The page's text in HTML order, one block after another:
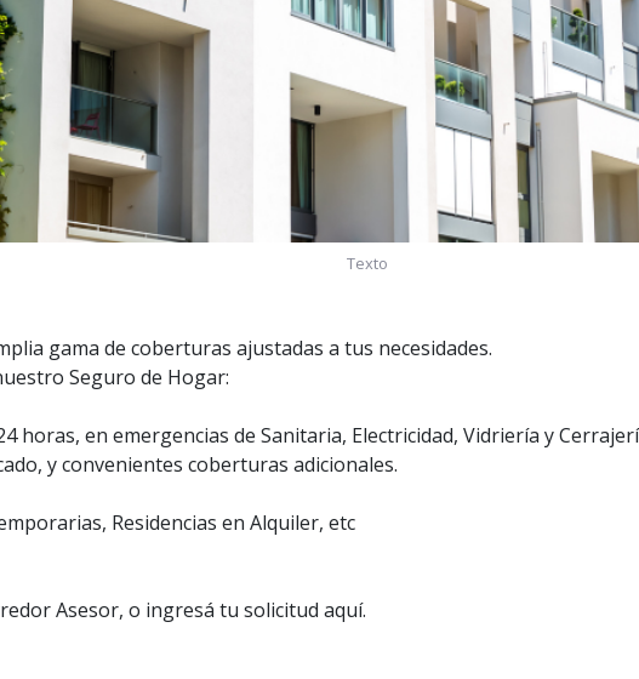
Texto
gama de coberturas ajustadas a tus necesidades.
Seguro de Hogar:
horas, en emergencias de Sanitaria, Electricidad, Vidriería y
y convenientes coberturas adicionales.
Residencias en Alquiler, etc
Asesor, o ingresá tu solicitud aquí.